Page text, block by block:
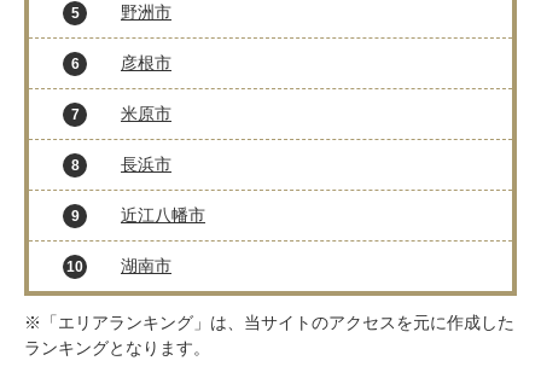
5 野洲市
6 彦根市
7 米原市
8 長浜市
9 近江八幡市
10 湖南市
※「エリアランキング」は、当サイトのアクセスを元に作成した
ランキングとなります。